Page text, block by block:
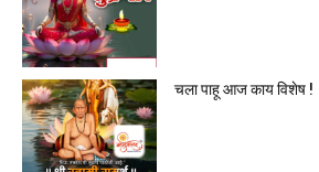
चला पाहू आज काय विशेष !